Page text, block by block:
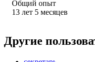
Общий опыт
13 лет 5 месяцев
Другие